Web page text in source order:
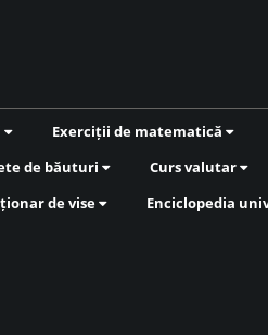
Exerciții de matematică
de băuturi
Curs valutar
de vise Enciclopedia